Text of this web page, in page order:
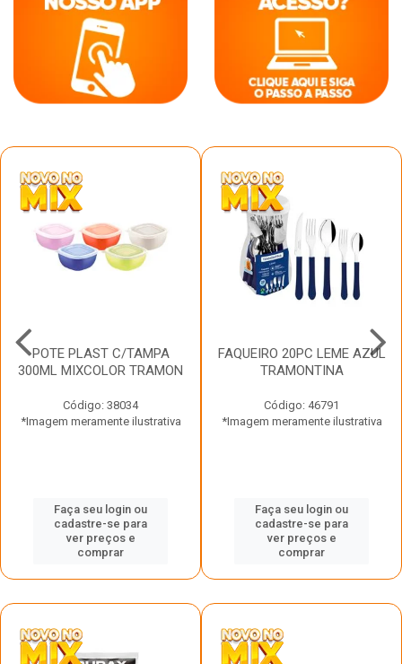
POTE PLAST C/TAMPA
300ML MIXCOLOR TRAMON
Código: 38034
*Imagem meramente ilustrativa
Faça seu login ou
cadastre-se para
ver preços e
comprar
FAQUEIRO 20PC LEME AZUL
TRAMONTINA
Código: 46791
*Imagem meramente ilustrativa
Faça seu login ou
cadastre-se para
ver preços e
comprar